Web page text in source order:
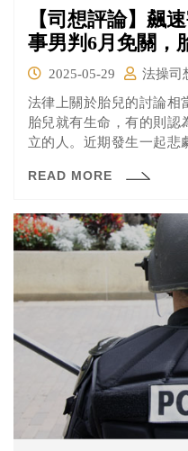
【司想評論】飆
事男判6月免關，
2025-05-29
法操司
法律上關於胎兒的討論相
胎兒就有生命，有的則認
立的人。近期發生一起悲
的在快速道路飆車，追撞
未出生，依法不屬自然人
致夫妻受傷的過失傷害起
上未出生的胎兒等同「物
子後又在審理中備受打擊。
READ MORE